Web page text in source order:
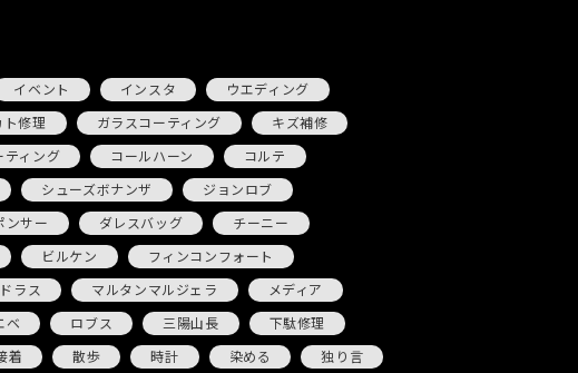
イベント インスタ
ウエディング
ト修理 ガラスコーティング
キズ補修
ティング コールハーン
コルテ
シューズボナンザ
ジョンロブ
ンサー ダレスバッグ
チーニー
ビルケン
フィンコンフォート
ラス マルタンマルジェラ
メディア
ベ ロブス 三陽山長
下駄修理
着 散歩 時計 染める
独り言